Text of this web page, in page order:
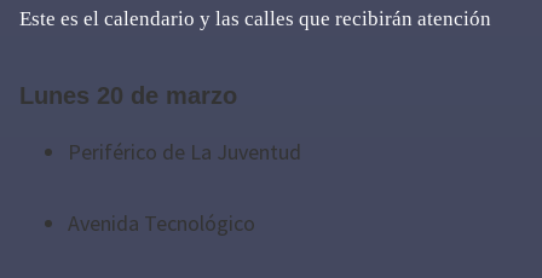
Este es el calendario y las calles que recibirán atención
Lunes 20 de marzo
Periférico de La Juventud
Avenida Tecnológico